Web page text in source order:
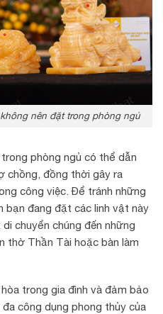
nên đặt trong phòng ngủ
phòng ngủ có thể dẫn
chồng, đồng thời gây ra
công việc. Để tránh những
bạn đang đặt các linh vật này
chuyển chúng đến những
thờ Thần Tài hoặc bàn làm
trong gia đình và đảm bảo
công dụng phong thủy của